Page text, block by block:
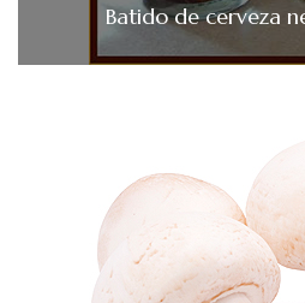
Batido de cerveza